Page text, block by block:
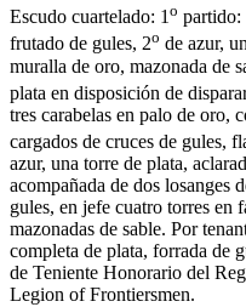
Escudo cuartelado: 1 o partido:
frutado de gules, 2o de azur,
muralla de oro, mazonada de
plata en disposición de
tres carabelas en palo de oro,
cargados de cruces de gules,
azur, una torre de plata,
acompañada de dos losanges
gules, en jefe cuatro torres en
mazonadas de sable. Por
completa de plata, forrada de
de Teniente Honorario del
Legion of Frontiersmen.